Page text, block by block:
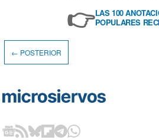
👉LAS 100
POPULARES
← POSTERIOR